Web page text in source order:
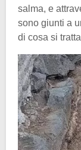
salma, e
sono giunti a
di cosa si